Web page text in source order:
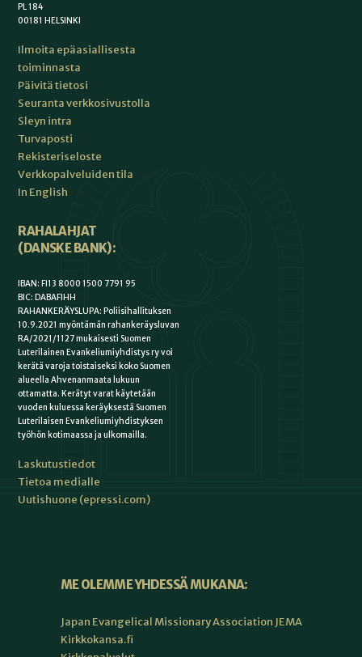
PL 184
00181 HELSINKI
Ilmoita epäasiallisesta
toiminnasta
Päivitä tietosi
Seuranta verkkosivustolla
Sleyn intra
Turvaposti
Rekisteriseloste
Verkkopalveluiden tila
In English
RAHALAHJAT
(DANSKE BANK):
IBAN: FI13 8000 1500 7791 95
BIC: DABAFIHH
RAHANKERÄYSLUPA: Poliisihallituksen
10.9.2021 myöntämän rahankeräysluvan
RA/2021/1127 mukaisesti Suomen
Luterilainen Evankeliumiyhdistys ry voi
kerätä varoja toistaiseksi koko Suomen
alueella Ahvenanmaata lukuun
ottamatta. Kerätyt varat käytetään
vuoden kuluessa keräyksestä Suomen
Luterilaisen Evankeliumiyhdistyksen
työhön kotimaassa ja ulkomailla.
Laskutustiedot
Tietoa medialle
Uutishuone (epressi.com)
ME OLEMME YHDESSÄ MUKANA:
Japan Evangelical Missionary Association JEMA
Kirkkokansa.fi